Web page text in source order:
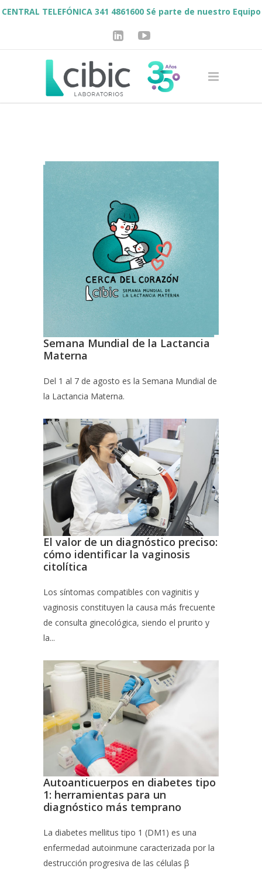
CENTRAL TELEFÓNICA 341 4861600 Sé parte de nuestro Equipo
Semana Mundial de la Lactancia
Materna
Del 1 al 7 de agosto es la Semana Mundial de
la Lactancia Materna.
El valor de un diagnóstico preciso:
cómo identificar la vaginosis
citolítica
Los síntomas compatibles con vaginitis y
vaginosis constituyen la causa más frecuente
de consulta ginecológica, siendo el prurito y
la...
Autoanticuerpos en diabetes tipo
1: herramientas para un
diagnóstico más temprano
La diabetes mellitus tipo 1 (DM1) es una
enfermedad autoinmune caracterizada por la
destrucción progresiva de las células β